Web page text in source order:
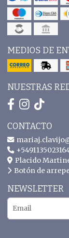
MEDIOS DE
NUESTRAS
CONTACTO
Placido
Botón de
NEWSLETTER